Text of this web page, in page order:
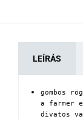
LEÍRÁS
gombos
a farmer
divatos